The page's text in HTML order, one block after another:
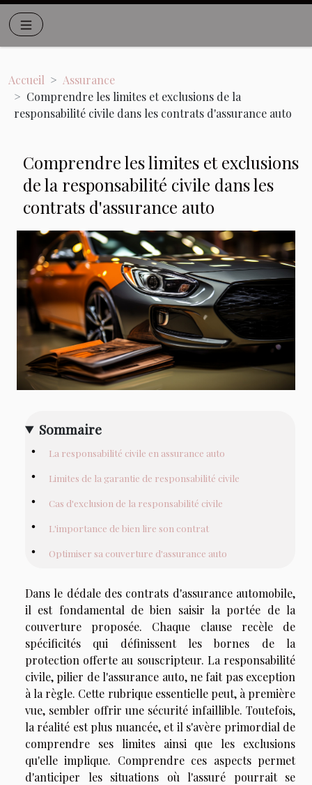
Accueil
Assurance
Comprendre les limites et exclusions de la
responsabilité civile dans les contrats d'assurance auto
Comprendre les limites et exclusions
de la responsabilité civile dans les
contrats d'assurance auto
Sommaire
La responsabilité civile en assurance auto
Limites de la garantie de responsabilité civile
Cas d'exclusion de la responsabilité civile
L'importance de bien lire son contrat
Optimiser sa couverture d'assurance auto
Dans le dédale des contrats d'assurance automobile,
il est fondamental de bien saisir la portée de la
couverture proposée. Chaque clause recèle de
spécificités qui définissent les bornes de la
protection offerte au souscripteur. La responsabilité
civile, pilier de l'assurance auto, ne fait pas exception
à la règle. Cette rubrique essentielle peut, à première
vue, sembler offrir une sécurité infaillible. Toutefois,
la réalité est plus nuancée, et il s'avère primordial de
comprendre ses limites ainsi que les exclusions
qu'elle implique. Comprendre ces aspects permet
d'anticiper les situations où l'assuré pourrait se